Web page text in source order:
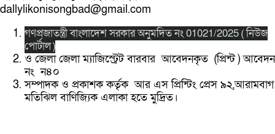
dallylikonisongbad@gmail.com
গণপ্রজাতন্ত্রী বাংলাদেশ সরকার অনুমদিত নং 01021/2025 ( নিউজ
পোর্টাল )
ও জেলা জেলা ম্যাজিস্ট্রেট বারবার আবেদনকৃত (প্রিন্ট ) আবেদন
নং ন৪০
সম্পাদক ও প্রকাশক কর্তৃক আর এস প্রিন্টিং প্রেস ৯২,আরামবাগ
মতিঝিল বাণিজ্যিক এলাকা হতে মুদ্রিত।